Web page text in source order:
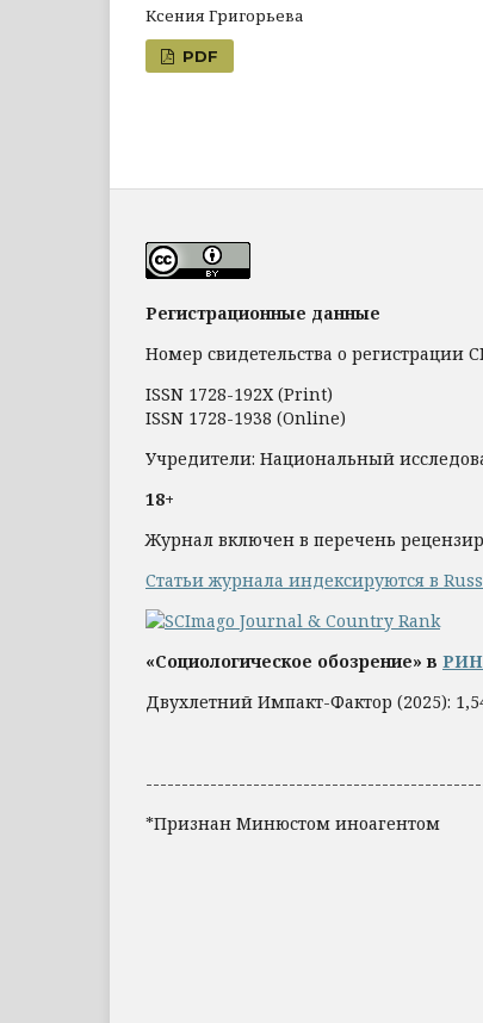
Ксения Григорьева
PDF
Регистрационные данные
Номер свидетельства о регистрации
ISSN 1728-192Х (Print)
ISSN 1728-1938 (Online)
Учредители: Национальный
18+
Журнал включен в перечень
Статьи журнала индексируются в
«Социологическое обозрение» в
Двухлетний Импакт-Фактор (2025):
*Признан Минюстом иноагентом